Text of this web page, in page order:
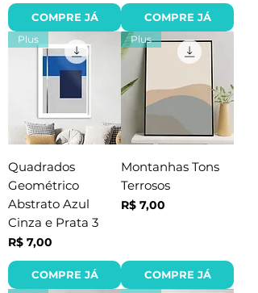
COMPRE JÁ COMPRE JÁ
Plus
Quadrados
Geométrico
Abstrato Azul
Cinza e Prata 3
Preço
R$ 7,00
COMPRE JÁ
Plus
Montanhas Tons
Terrosos
Preço
R$ 7,00
COMPRE JÁ